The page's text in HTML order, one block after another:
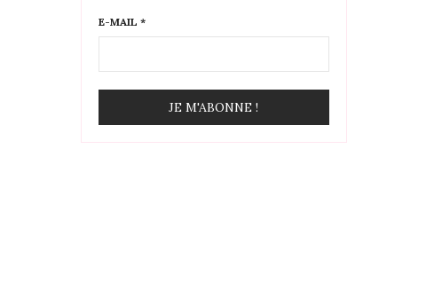
E-MAIL *